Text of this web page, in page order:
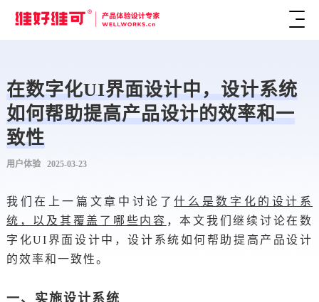
在数字化UI界面设计中，设计系统
如何帮助提高产品设计的效率和一
致性
用户体验 2025-03-23
我们在上一篇文章中讨论了什么是数字化的设计系
统，以及其覆盖了哪些内容 ，本文我们继续讨论在数
字化UI界面设计中，设计系统如何帮助提高产品设计
的效率和一致性。
一、实施设计系统